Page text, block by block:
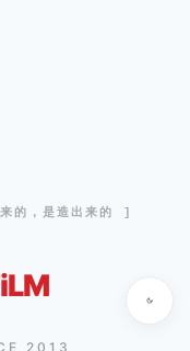
的，是造出来的 ]
2013